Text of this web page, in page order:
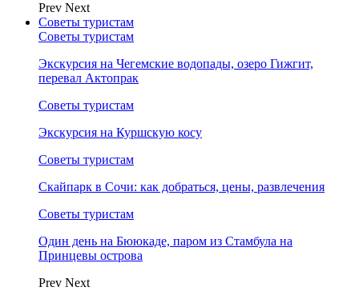
Prev Next
Советы туристам
Советы туристам
Экскурсия на Чегемские водопады, озеро Гижгит,
перевал Актопрак
Советы туристам
Экскурсия на Куршскую косу
Советы туристам
Скайпарк в Сочи: как добраться, цены, развлечения
Советы туристам
Один день на Бююкаде, паром из Стамбула на
Принцевы острова
Prev Next